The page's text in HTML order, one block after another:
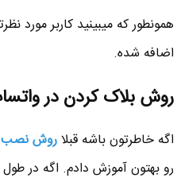
همونطور که میبینید کاربر مورد
اضافه شده.
روش بلاک کردن در
اگه خاطرتون باشه قبلاروش نصب
رو بهتون آموزش دادم. اگه در طول